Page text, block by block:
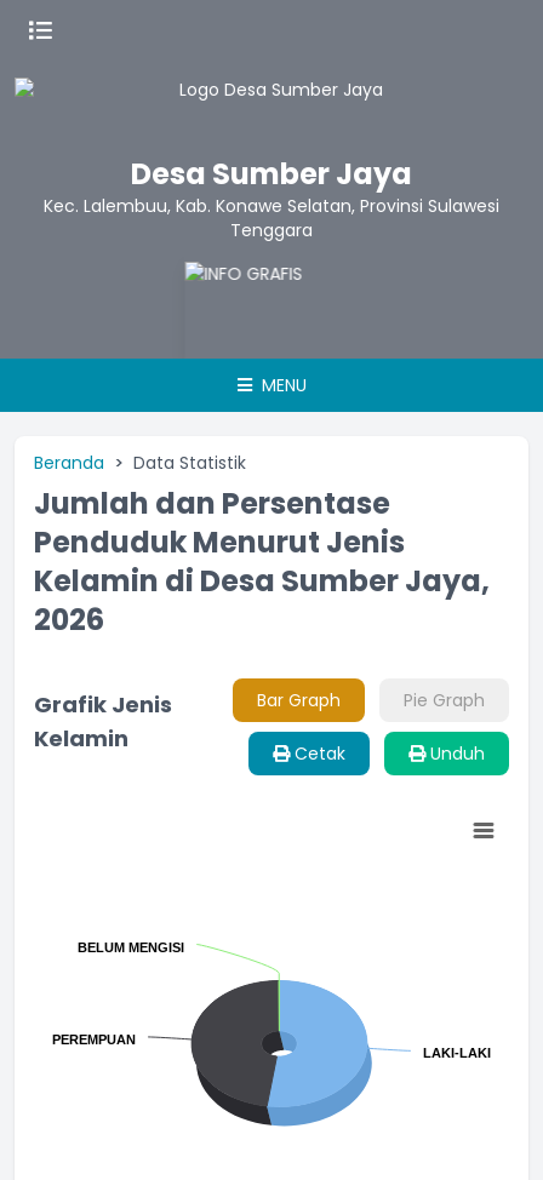
Desa Sumber Jaya
Kec. Lalembuu, Kab. Konawe Selatan, Provinsi Sulawesi
Tenggara
MENU
Beranda Data Statistik
Jumlah dan Persentase
Penduduk Menurut Jenis
Kelamin di Desa Sumber Jaya,
2026
Grafik Jenis
Kelamin
Bar Graph Pie Graph
Cetak Unduh
LAKI-LAKI
LAKI-LAKI
PEREMPUAN
PEREMPUAN
BELUM MENGISI
BELUM MENGISI